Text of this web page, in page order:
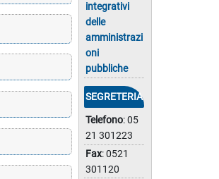
integrativi
delle
amministrazi
oni
pubbliche
SEGRETERIA
Telefono: 05
21 301223
Fax: 0521
301120